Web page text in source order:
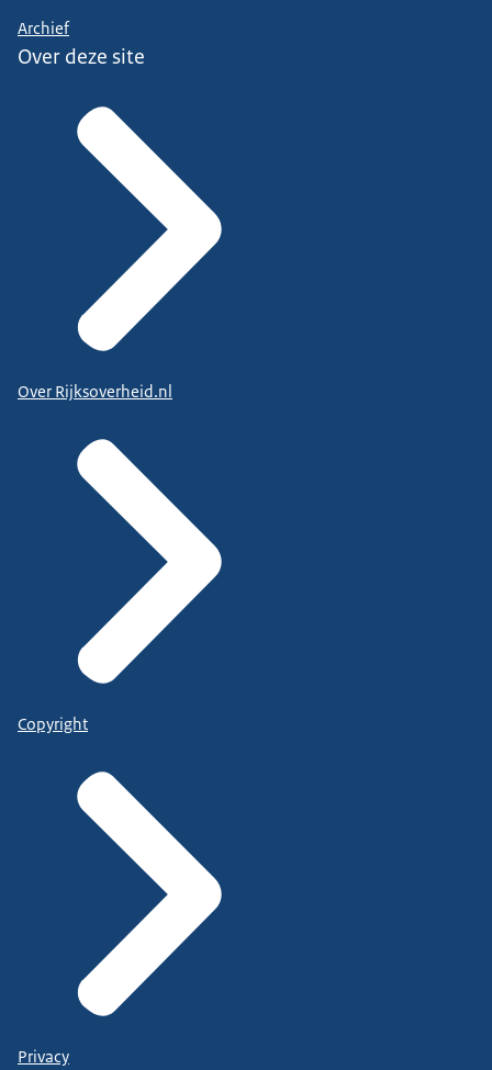
Archief
Over deze site
Over Rijksoverheid.nl
Copyright
Privacy